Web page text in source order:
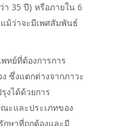
า 35 ปี) หรือภายใน 6
ม้ว่าจะมีเพศสัมพันธ์
ทย์ที่ต้องการการ
ซึ่งแตกต่างจากภาวะ
งได้ด้วยการ
ะและประเภทของ
กษาที่ถูกต้องและมี